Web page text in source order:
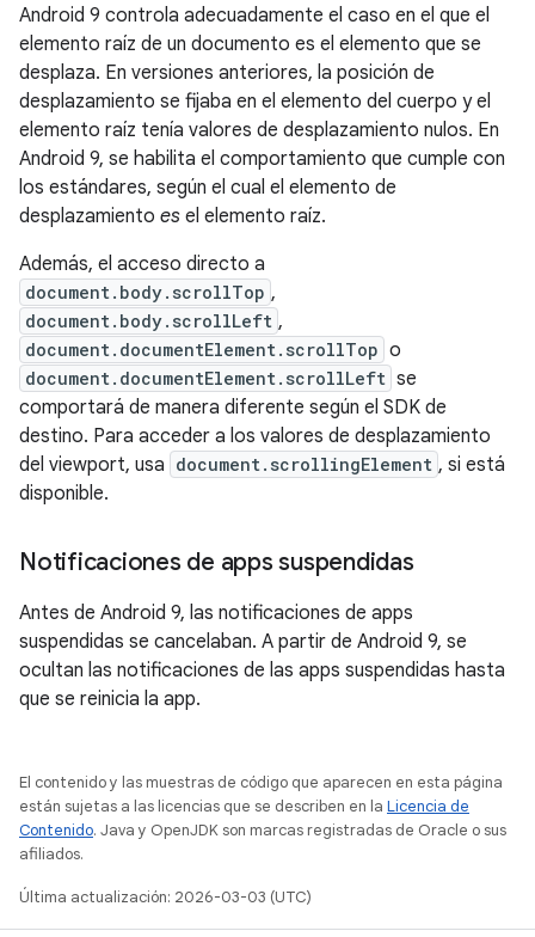
Android 9 controla adecuadamente el caso en el que el
elemento raíz de un documento es el elemento que se
desplaza. En versiones anteriores, la posición de
desplazamiento se fijaba en el elemento del cuerpo y el
elemento raíz tenía valores de desplazamiento nulos. En
Android 9, se habilita el comportamiento que cumple con
los estándares, según el cual el elemento de
desplazamiento es el elemento raíz.
Además, el acceso directo a
document.body.scrollTop ,
document.body.scrollLeft ,
document.documentElement.scrollTop o
document.documentElement.scrollLeft se
comportará de manera diferente según el SDK de
destino. Para acceder a los valores de desplazamiento
del viewport, usa document.scrollingElement , si está
disponible.
Notificaciones de apps suspendidas
Antes de Android 9, las notificaciones de apps
suspendidas se cancelaban. A partir de Android 9, se
ocultan las notificaciones de las apps suspendidas hasta
que se reinicia la app.
El contenido y las muestras de código que aparecen en esta página
están sujetas a las licencias que se describen en la Licencia de
Contenido. Java y OpenJDK son marcas registradas de Oracle o sus
afiliados.
Última actualización: 2026-03-03 (UTC)